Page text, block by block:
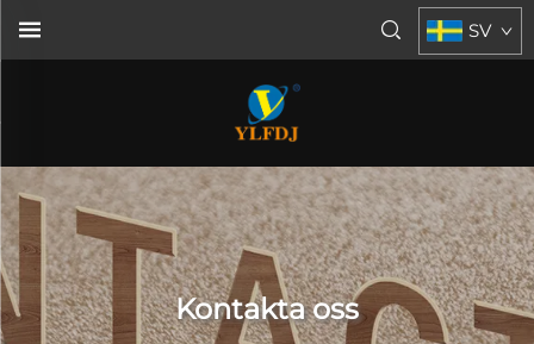
SV
Kontakta oss